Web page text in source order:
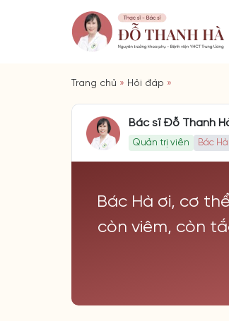
Trang chủ » Hỏi đáp »
Bác sĩ Đỗ Thanh
Quản trị viên Bác
Bác Hà ơi, cơ
còn viêm, còn